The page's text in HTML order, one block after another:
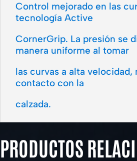
Control mejorado en las
tecnología Active
CornerGrip. La presión se
manera uniforme al tomar
las curvas a alta velocidad,
contacto con la
calzada.
PRODUCTOS